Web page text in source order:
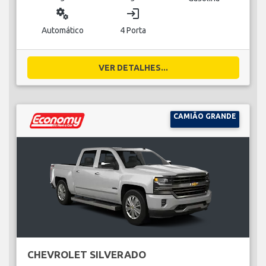
miscellaneous_services
Automático
login
4 Porta
VER DETALHES...
CAMIÃO GRANDE
CHEVROLET SILVERADO